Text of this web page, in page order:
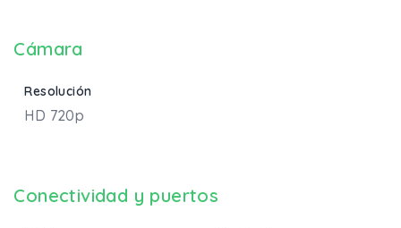
Cámara
Resolución
HD 720p
Conectividad y puertos